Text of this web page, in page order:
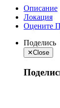
Описание
Локация
Оцените
Поделись
✕Close